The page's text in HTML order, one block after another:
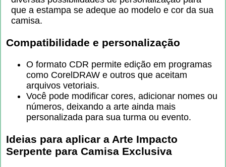
que a estampa se adeque ao modelo e cor da sua
camisa.
Compatibilidade e personalização
O formato CDR permite edição em programas
como CorelDRAW e outros que aceitam
arquivos vetoriais.
Você pode modificar cores, adicionar nomes ou
números, deixando a arte ainda mais
personalizada para sua turma ou evento.
Ideias para aplicar a Arte Impacto
Serpente para Camisa Exclusiva